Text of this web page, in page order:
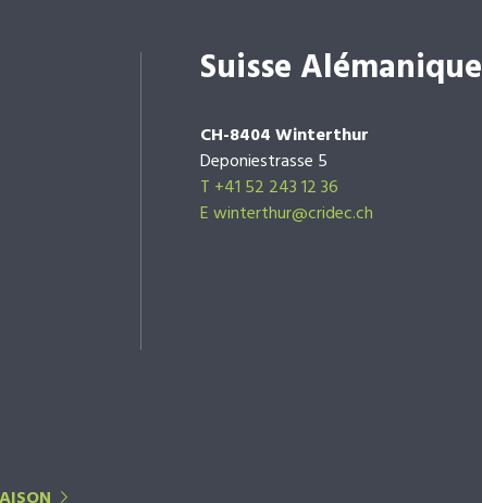
Suisse Alémanique
CH-8404 Winterthur
Deponiestrasse 5
T +41 52 243 12 36
E winterthur@cridec.ch